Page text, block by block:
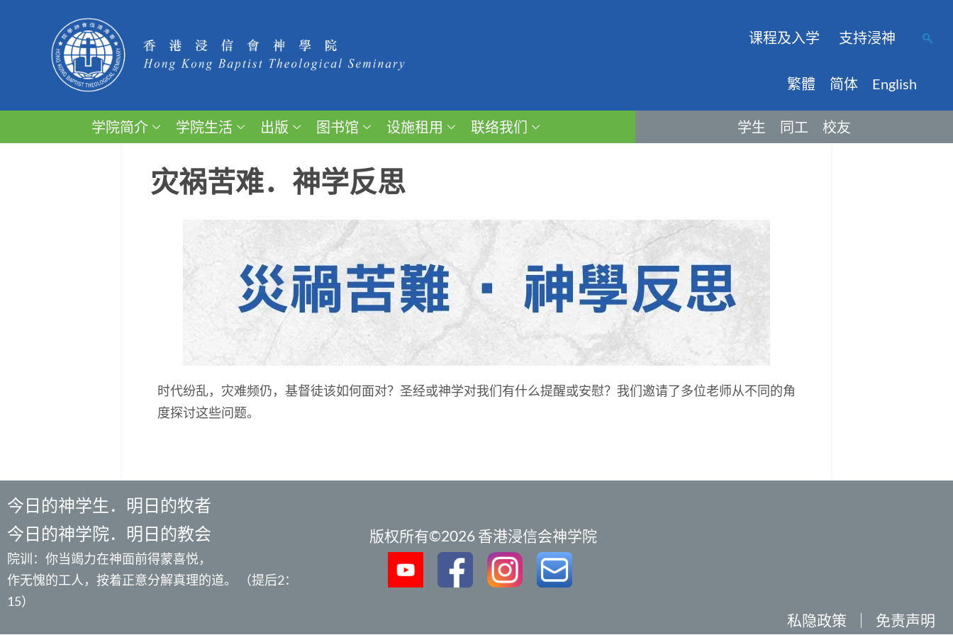
课程及入学 支持浸神
繁體 简体 English
学院简介 学院生活 出版 图书馆 设施租用 联络我们 学生 同工 校友
灾祸苦难．神学反思
时代纷乱，灾难频仍，基督徒该如何面对？圣经或神学对我们有什么提醒或安慰？我们邀请了多位老师从不同的角
度探讨这些问题。
今日的神学生．明日的牧者
今日的神学院．明日的教会
院训：你当竭力在神面前得蒙喜悦，
作无愧的工人，按着正意分解真理的道。 （提后2：
15）
版权所有©2026 香港浸信会神学院
私隐政策 免责声明